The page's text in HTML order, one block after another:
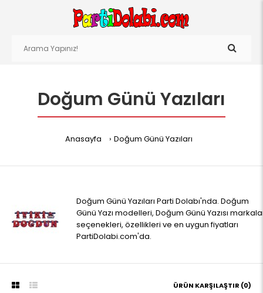
Doğum Günü Yazıları
Anasayfa Doğum Günü Yazıları
Doğum Günü Yazıları Parti Dolabı'nda. Doğum
Günü Yazı modelleri, Doğum Günü Yazısı
seçenekleri, özellikleri ve en uygun fiyatları
PartiDolabi.com'da.
ÜRÜN KARŞILAŞTIR (0)